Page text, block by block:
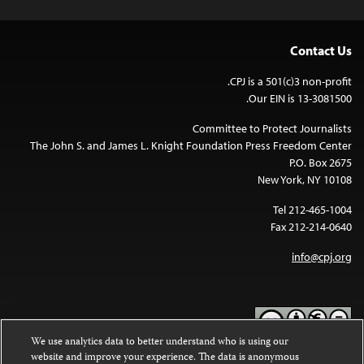
Contact Us
CPJ is a 501(c)3 non-profit.
Our EIN is 13-3081500.
Committee to Protect Journalists
The John S. and James L. Knight Foundation Press Freedom Center
P.O. Box 2675
New York, NY 10108
Tel 212-465-1004
Fax 212-214-0640
info@cpj.org
We use analytics data to better understand who is using our
website and improve your experience. The data is anonymous